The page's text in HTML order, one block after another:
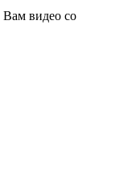
видео со